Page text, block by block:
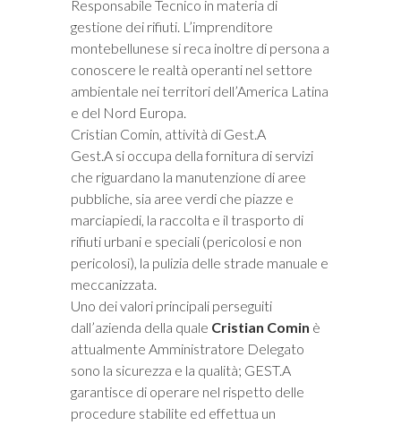
Responsabile Tecnico in materia di
gestione dei rifiuti. L’imprenditore
montebellunese si reca inoltre di persona a
conoscere le realtà operanti nel settore
ambientale nei territori dell’America Latina
e del Nord Europa.
Cristian Comin, attività di Gest.A
Gest.A si occupa della fornitura di servizi
che riguardano la manutenzione di aree
pubbliche, sia aree verdi che piazze e
marciapiedi, la raccolta e il trasporto di
rifiuti urbani e speciali (pericolosi e non
pericolosi), la pulizia delle strade manuale e
meccanizzata.
Uno dei valori principali perseguiti
dall’azienda della quale Cristian Comin è
attualmente Amministratore Delegato
sono la sicurezza e la qualità; GEST.A
garantisce di operare nel rispetto delle
procedure stabilite ed effettua un